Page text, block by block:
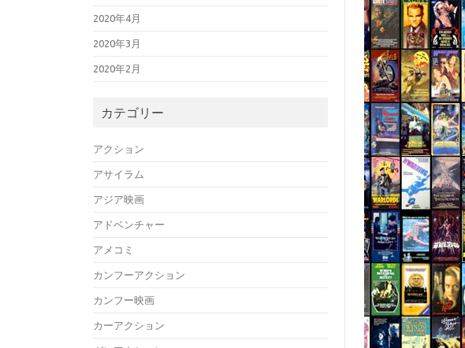
2020年4月
2020年3月
2020年2月
カテゴリー
アクション
アサイラム
アジア映画
アドベンチャー
アメコミ
カンフーアクション
カンフー映画
カーアクション